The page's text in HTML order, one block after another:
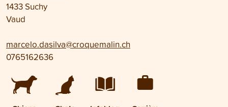
1433 Suchy
Vaud
marcelo.dasilva@croquemalin.ch
0765162636